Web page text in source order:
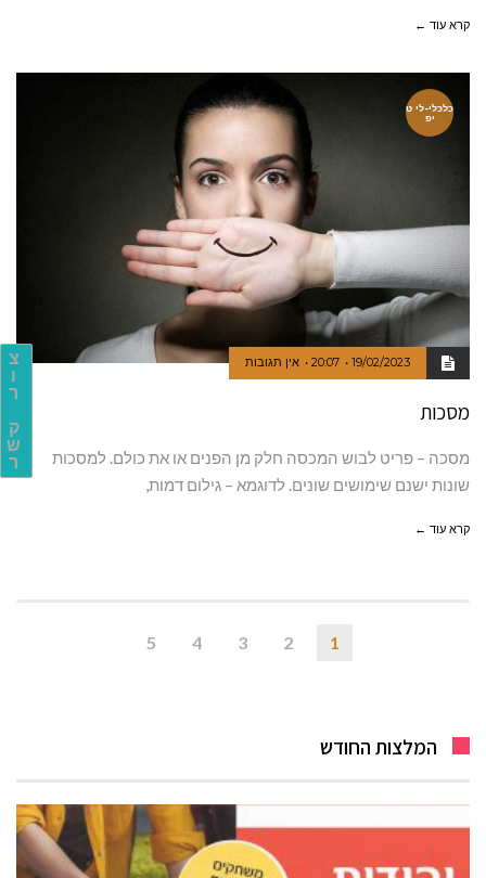
צ
ו
ר
ק
ש
ר
קרא עוד ←
כלכלי-לי ט
יפ
19/02/2023
20:07 אין תגובות
מסכות
מסכה – פריט לבוש המכסה חלק מן הפנים או את כולם. למסכות
שונות ישנם שימושים שונים. לדוגמא – גילום דמות,
קרא עוד ←
1
2
3
4
5
המלצות החודש